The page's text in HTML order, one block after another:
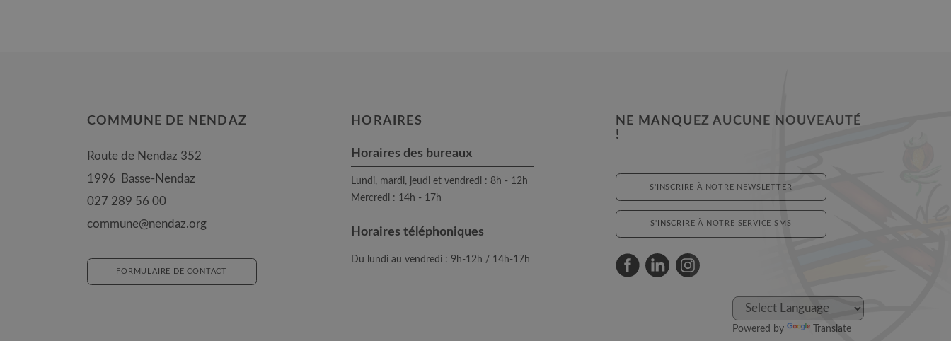
COMMUNE DE NENDAZ
Route de Nendaz 352
1996
Basse-Nendaz
027 289 56 00
commune@nendaz.org
FORMULAIRE DE CONTACT
HORAIRES
Horaires des bureaux
Lundi, mardi, jeudi et vendredi : 8h - 12h
Mercredi : 14h - 17h
Horaires téléphoniques
Du lundi au vendredi : 9h-12h / 14h-17h
NE MANQUEZ AUCUNE NOUVEAUTÉ
!
S'INSCRIRE À NOTRE NEWSLETTER
S'INSCRIRE À NOTRE SERVICE SMS
Powered by Translate